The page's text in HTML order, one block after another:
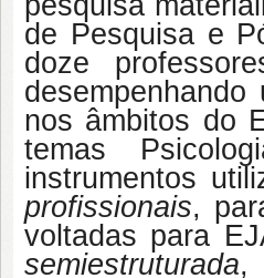
de Pesquisa e
doze
nos âmbitos do
temas
instrumentos
profissionais,
voltadas para
semiestruturada,